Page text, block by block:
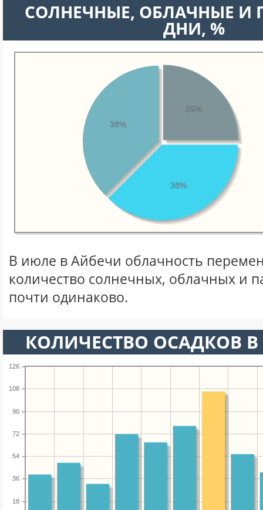
CОЛНЕЧНЫЕ, ОБЛАЧНЫЕ И
ДНИ, %
38%
38%
25%
В июле в Айбечи облачность
количество солнечных, облачных и
почти одинаково.
КОЛИЧЕСТВО ОСАДКОВ
18
36
54
72
90
108
126